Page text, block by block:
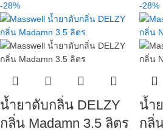
-28%
น้ำยาดับกลิ่น DELZY
กลิ่น Madamn 3.5 ลิตร
-28%
น้ำ
กลิ่